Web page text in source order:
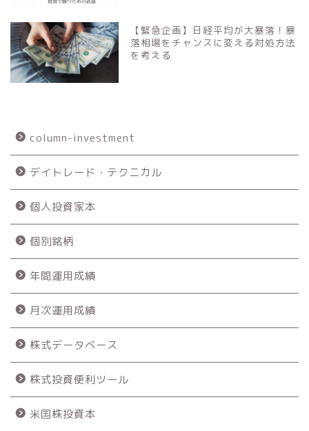
【緊急企画】日経平均が大暴落！暴
落相場をチャンスに変える対処方法
を考える
column-investment
デイトレード・テクニカル
個人投資家本
個別銘柄
年間運用成績
月次運用成績
株式データベース
株式投資便利ツール
米国株投資本